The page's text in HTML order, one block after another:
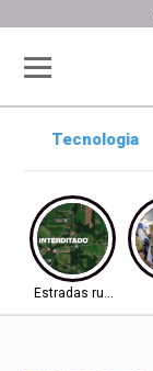
Tecnologia
Estradas rurais